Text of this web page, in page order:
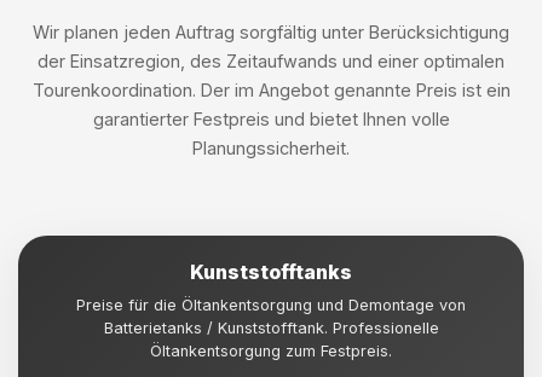
Wir planen jeden Auftrag sorgfältig unter Berücksichtigung
der Einsatzregion, des Zeitaufwands und einer optimalen
Tourenkoordination. Der im Angebot genannte Preis ist ein
garantierter Festpreis und bietet Ihnen volle
Planungssicherheit.
Kunststofftanks
Preise für die Öltankentsorgung und Demontage von
Batterietanks / Kunststofftank. Professionelle
Öltankentsorgung zum Festpreis.